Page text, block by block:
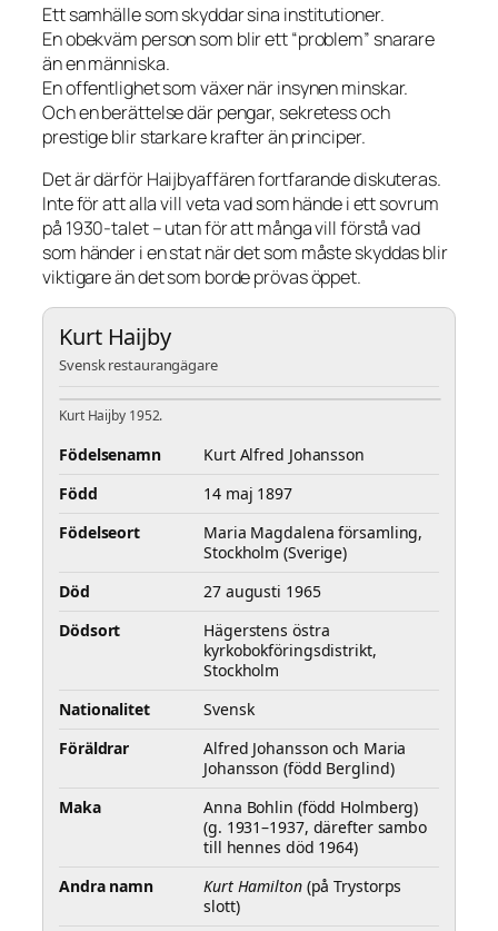
Ett samhälle som skyddar sina institutioner.
En obekväm person som blir ett “problem” snarare
än en människa.
En offentlighet som växer när insynen minskar.
Och en berättelse där pengar, sekretess och
prestige blir starkare krafter än principer.
Det är därför Haijbyaffären fortfarande diskuteras.
Inte för att alla vill veta vad som hände i ett sovrum
på 1930-talet – utan för att många vill förstå vad
som händer i en stat när det som måste skyddas blir
viktigare än det som borde prövas öppet.
Kurt Haijby
Svensk restaurangägare
Kurt Haijby 1952.
Födelsenamn
Kurt Alfred Johansson
Född
14 maj 1897
Födelseort
Maria Magdalena församling,
Stockholm (Sverige)
Död
27 augusti 1965
Dödsort
Hägerstens östra
kyrkobokföringsdistrikt,
Stockholm
Nationalitet
Svensk
Föräldrar
Alfred Johansson och Maria
Johansson (född Berglind)
Maka
Anna Bohlin (född Holmberg)
(g. 1931–1937, därefter sambo
till hennes död 1964)
Andra namn
Kurt Hamilton(på Trystorps
slott)